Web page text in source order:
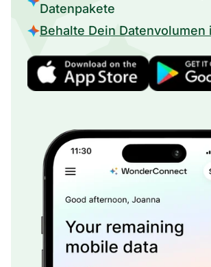
Datenpakete
Behalte Dein Datenvolumen